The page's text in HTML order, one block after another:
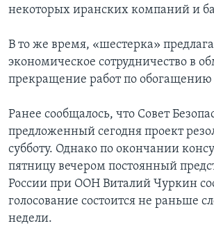
некоторых иранских компаний и
В то же время, «шестерка»
экономическое сотрудничество в
прекращение работ по обогащению
Ранее сообщалось, что Совет
предложенный сегодня проект
субботу. Однако по окончании
пятницу вечером постоянный
России при ООН Виталий Чуркин
голосование состоится не раньше
недели.